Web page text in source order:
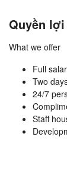
Quyền
What we offer
Full
Two
24/7
Staff